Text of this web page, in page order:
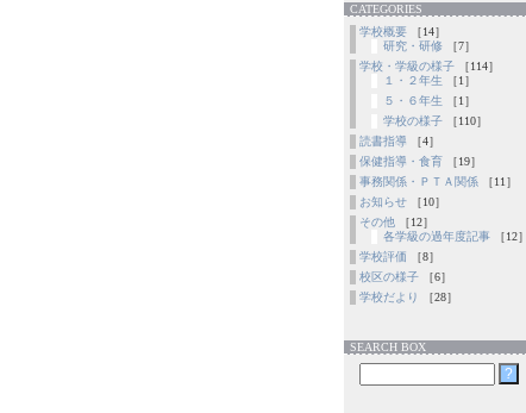
CATEGORIES
学校概要 ［14］
研究・研修 ［7］
学校・学級の様子 ［114］
１・２年生 ［1］
５・６年生 ［1］
学校の様子 ［110］
読書指導 ［4］
保健指導・食育 ［19］
事務関係・ＰＴＡ関係 ［11］
お知らせ ［10］
その他 ［12］
各学級の過年度記事 ［12］
学校評価 ［8］
校区の様子 ［6］
学校だより
［28］
SEARCH BOX